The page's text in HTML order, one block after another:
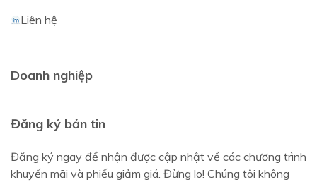
Liên hệ
Doanh nghiệp
Đăng ký bản tin
Đăng ký ngay để nhận được cập nhật về các chương trình
khuyến mãi và phiếu giảm giá. Đừng lo! Chúng tôi không